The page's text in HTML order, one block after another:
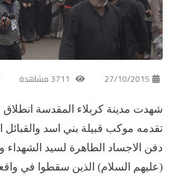
27/10/2015
شهدت مدينة كربلاء المقدسة
تقدمه موكب قبيلة بني اسد والقبائل
دفن الاجساد الطاهرة لسيد الشهداء
(عليهم السلام) الذين سقطوا في واقعة